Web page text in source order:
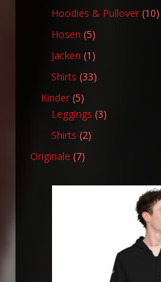
Produkt
Hoodies & Pullover 1010
Hosen 55
Produkte
Jacken 1 1
Produkt
Shirts 3333
Kinder 55
Produkte
Leggings 33
Shirts 22
Originale 77